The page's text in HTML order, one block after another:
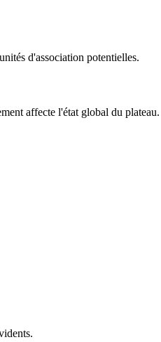
d'association potentielles.
affecte l'état global du plateau.